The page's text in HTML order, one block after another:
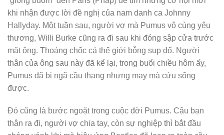
khi nhận được lời đề nghị của nam danh ca Johnny
Hallyday. Một tuần sau, người vợ mà Pumus vô cùng yêu
thương, Willi Burke cũng ra đi sau khi đóng sập cửa trước
mặt ông. Thoáng chốc cả thế giới bỗng sụp đổ. Người
thân của ông sau này đã kể lại, trong buổi chiều hôm ấy,
Pumus đã bị ngã cầu thang nhưng may mà cứu sống
được.
Đó cũng là bước ngoặt trong cuộc đời Pumus. Cậu bạn
thân ra đi, người vợ chia tay, còn sự nghiệp thì bắt đầu